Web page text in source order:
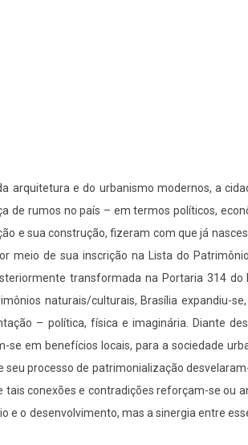
arquitetura e do urbanismo modernos, a
rumos no país – em termos políticos,
e sua construção, fizeram com que já
de sua inscrição na Lista do
transformada na Portaria 314 do
naturais/culturais, Brasília expandiu-
– política, física e imaginária. Diante
em benefícios locais, para a sociedade
processo de patrimonialização
conexões e contradições reforçam-se ou
o desenvolvimento, mas a sinergia entre